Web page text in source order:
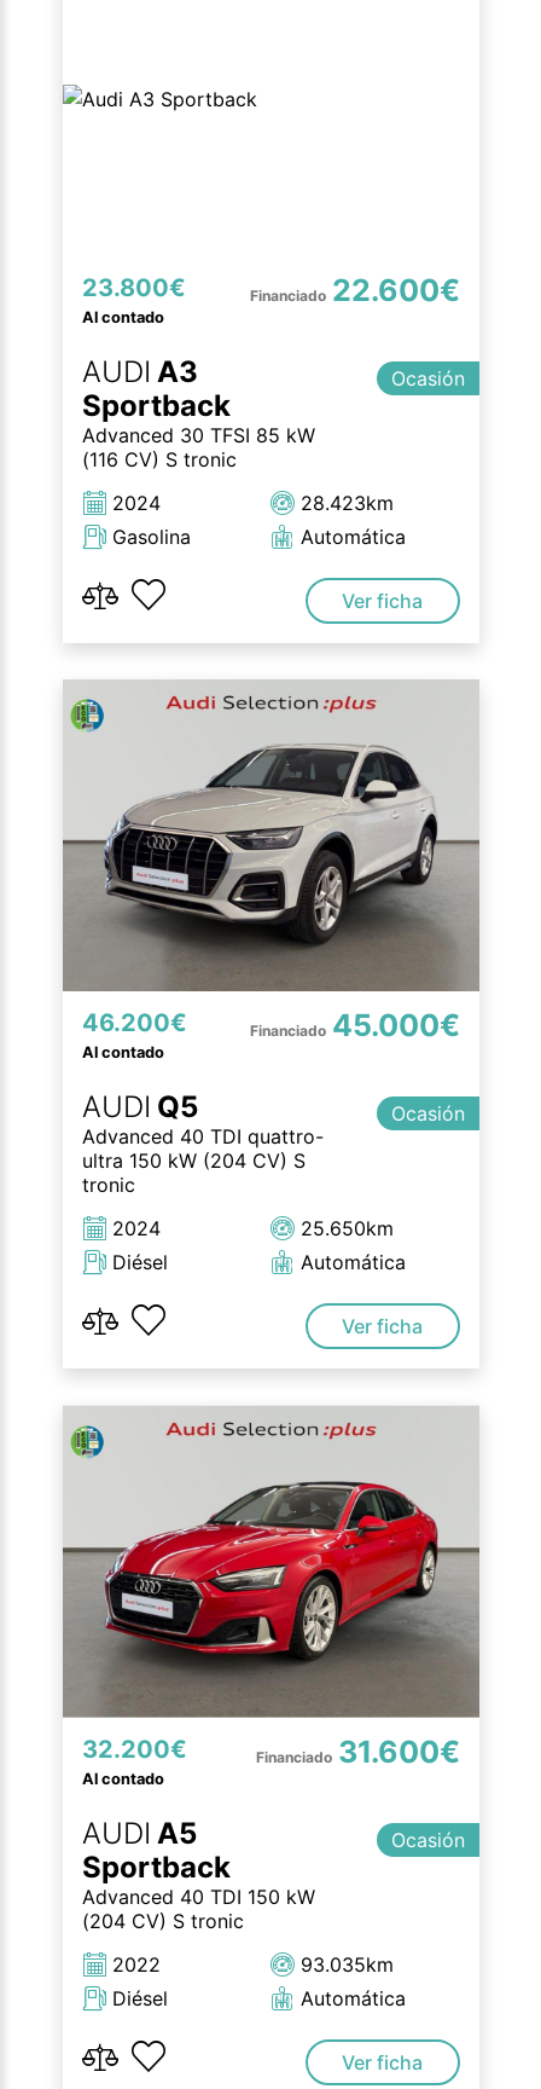
23.800€
Al contado
22.600€
AUDI A3
Sportback
Advanced 30 TFSI 85 kW
(116 CV) S tronic
Ocasión
2024
Gasolina
28.423km
Automática
Ver ficha
46.200€
Al contado
45.000€
AUDI Q5
Advanced 40 TDI quattro-
ultra 150 kW (204 CV) S
tronic
Ocasión
2024
Diésel
25.650km
Automática
Ver ficha
32.200€
Al contado
31.600€
AUDI A5
Sportback
Advanced 40 TDI 150 kW
(204 CV) S tronic
Ocasión
2022
Diésel
93.035km
Automática
Ver ficha